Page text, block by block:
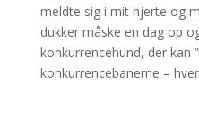
meldte sig i mit hjerte og
dukker måske en dag op
konkurrencehund, der kan
konkurrencebanerne –